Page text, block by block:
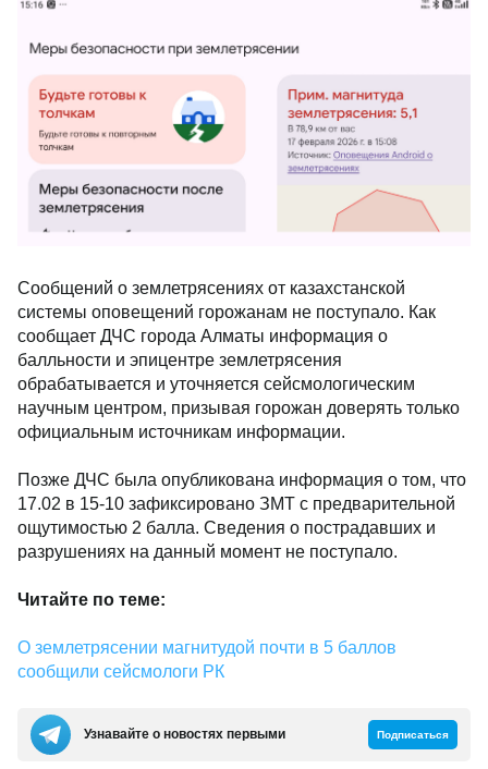
Сообщений о землетрясениях от казахстанской
системы оповещений горожанам не поступало. Как
сообщает ДЧС города Алматы информация о
балльности и эпицентре землетрясения
обрабатывается и уточняется сейсмологическим
научным центром, призывая горожан доверять только
официальным источникам информации.
Позже ДЧС была опубликована информация о том, что
17.02 в 15-10 зафиксировано ЗМТ с предварительной
ощутимостью 2 балла. Сведения о пострадавших и
разрушениях на данный момент не поступало.
Читайте по теме:
О землетрясении магнитудой почти в 5 баллов
сообщили сейсмологи РК
Узнавайте о новостях первыми Подписаться